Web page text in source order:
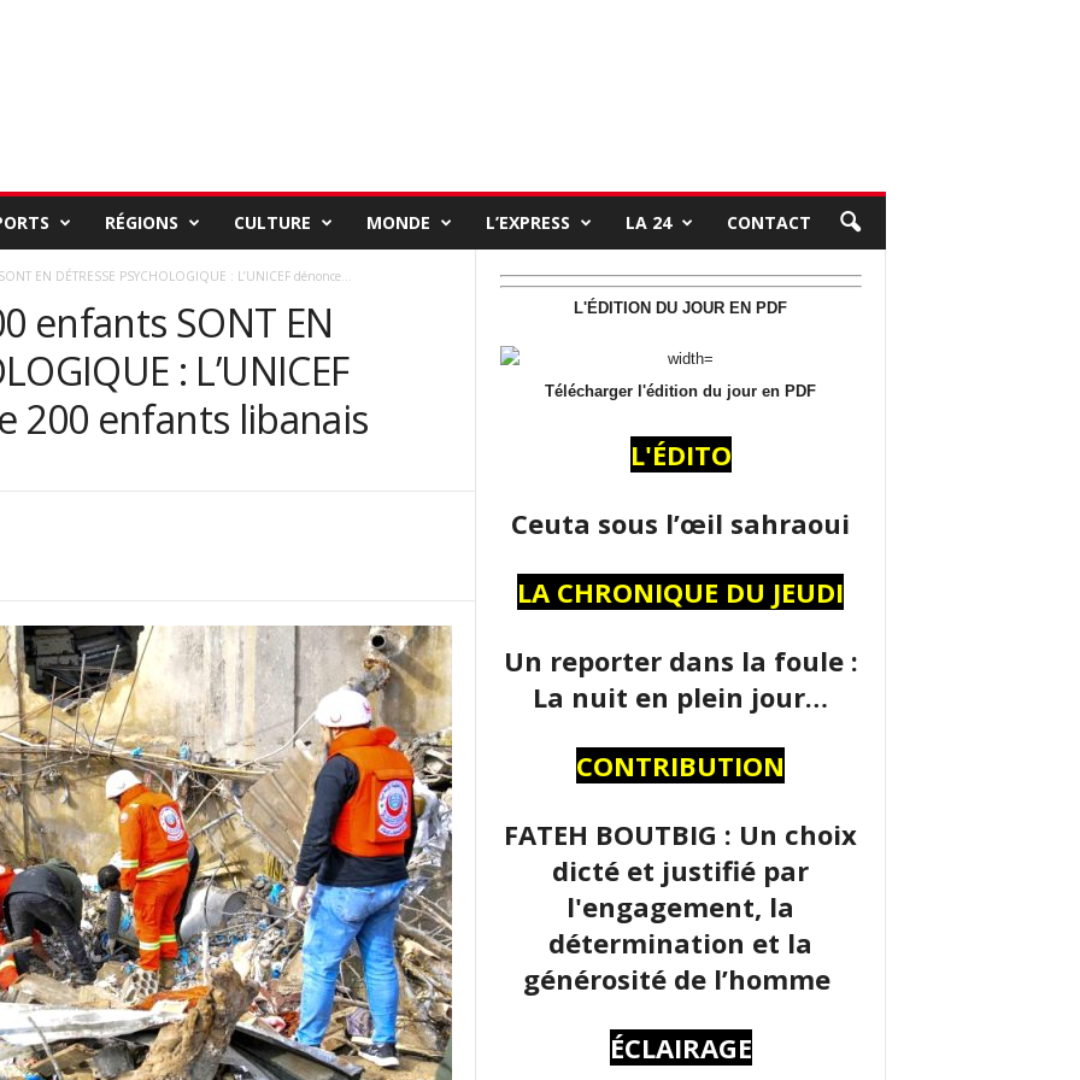
RÉGIONS CULTURE MONDE L’EXPRESS LA 24 CONTACT
EN DÉTRESSE PSYCHOLOGIQUE : L’UNICEF dénonce...
enfants SONT EN
: L’UNICEF
200 enfants libanais
L'ÉDITION DU JOUR EN PDF
Télécharger l'édition du jour en PDF
L'ÉDITO
Ceuta sous l’œil sahraoui
LA CHRONIQUE DU JEUDI
Un reporter dans la foule :
La nuit en plein jour…
CONTRIBUTION
FATEH BOUTBIG : Un choix
dicté et justifié par
l'engagement, la
détermination et la
générosité de l’homme
ÉCLAIRAGE